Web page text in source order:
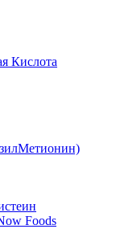
Кислота
Foods